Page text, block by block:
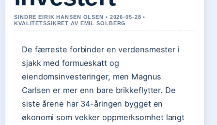
SINDRE EIRIK HANSEN OLSEN • 2026-05-28 •
KVALITETSSIKRET AV EMIL SOLBERG
De færreste forbinder en verdensmester i
sjakk med formueskatt og
eiendomsinvesteringer, men Magnus
Carlsen er mer enn bare brikkeflytter. De
siste årene har 34-åringen bygget en
økonomi som vekker oppmerksomhet langt